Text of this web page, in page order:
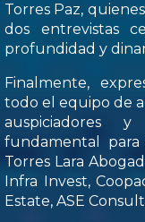
Torres Paz,
dos entrevistas
profundidad y
Finalmente,
todo el equipo de
auspiciadores
fundamental
Torres Lara
Infra Invest,
Estate, ASE